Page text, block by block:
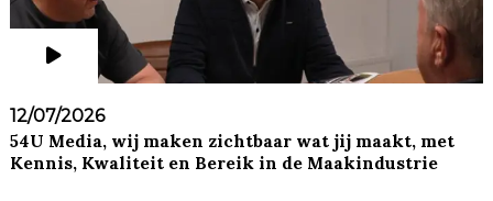
12/07/2026
54U Media, wij maken zichtbaar wat jij maakt, met
Kennis, Kwaliteit en Bereik in de Maakindustrie